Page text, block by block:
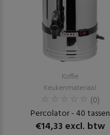
Koffie
Keukenmateriaal
(0)
Percolator - 40 tassen
€14,33 excl. btw